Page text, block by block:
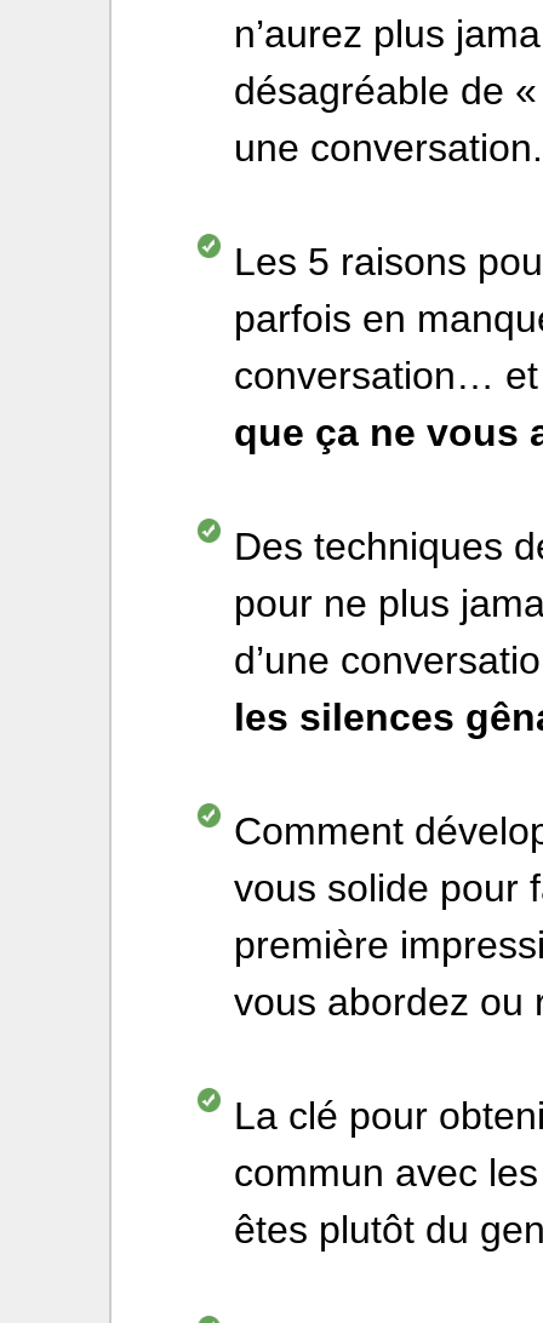
n’aurez plus
désagréable de
une conversation.
Les 5 raisons
parfois en
conversation…
que ça ne vous
Des techniques
pour ne plus
d’une
les silences
Comment
vous solide pour
première
vous abordez ou
La clé pour
commun avec
êtes plutôt du